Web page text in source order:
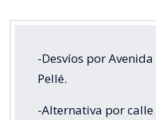
-Desvíos por
Pellé.
-Alternativa por